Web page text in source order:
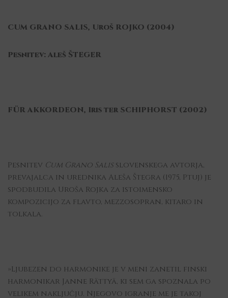
CUM GRANO SALIS, Uroš ROJKO (2004)
Pesnitev: Aleš ŠTEGER
FÜR AKKORDEON, Iris ter SCHIPHORST (2002)
Pesnitev Cum Grano Salisslovenskega avtorja,
prevajalca in urednika Aleša Štegra (1975, Ptuj) je
spodbudila Uroša Rojka za istoimensko
kompozicijo za flavto, mezzosopran, kitaro in
tolkala.
»Ljubezen do harmonike je v meni zanetil finski
harmonikar Janne Rättyä, ki sem ga spoznala po
velikem naključju. Njegovo igranje me je takoj